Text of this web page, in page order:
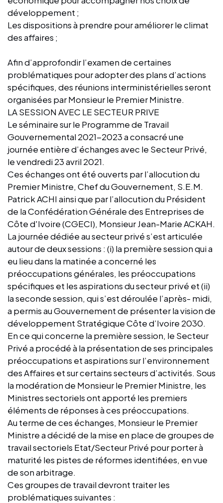
développement ;
Les dispositions à prendre pour améliorer le climat
des affaires ;
Afin d’approfondir l’examen de certaines
problématiques pour adopter des plans d’actions
spécifiques, des réunions interministérielles seront
organisées par Monsieur le Premier Ministre.
LA SESSION AVEC LE SECTEUR PRIVE
Le séminaire sur le Programme de Travail
Gouvernemental 2021-2023 a consacré une
journée entière d’échanges avec le Secteur Privé,
le vendredi 23 avril 2021.
Ces échanges ont été ouverts par l’allocution du
Premier Ministre, Chef du Gouvernement, S.E.M.
Patrick ACHI ainsi que par l’allocution du Président
de la Confédération Générale des Entreprises de
Côte d'Ivoire (CGECI), Monsieur Jean-Marie ACKAH.
La journée dédiée au secteur privé s’est articulée
autour de deux sessions : (i) la première session qui a
eu lieu dans la matinée a concerné les
préoccupations générales, les préoccupations
spécifiques et les aspirations du secteur privé et (ii)
la seconde session, qui s’est déroulée l’après- midi,
a permis au Gouvernement de présenter la vision de
développement Stratégique Côte d’Ivoire 2030.
En ce qui concerne la première session, le Secteur
Privé a procédé à la présentation de ses principales
préoccupations et aspirations sur l’environnement
des Affaires et sur certains secteurs d’activités. Sous
la modération de Monsieur le Premier Ministre, les
Ministres sectoriels ont apporté les premiers
éléments de réponses à ces préoccupations.
Au terme de ces échanges, Monsieur le Premier
Ministre a décidé de la mise en place de groupes de
travail sectoriels Etat/Secteur Privé pour porter à
maturité les pistes de réformes identifiées, en vue
de son arbitrage.
Ces groupes de travail devront traiter les
problématiques suivantes :